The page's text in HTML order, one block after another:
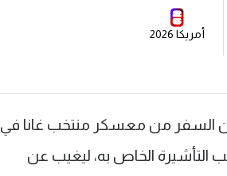
أمريكا 2026
من السفر من معسكر منتخب غانا في
التأشيرة الخاص به، ليغيب عن